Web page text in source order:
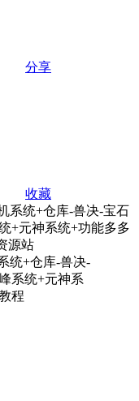
分享
收藏
统+仓库-兽决-
系统+元神系
程